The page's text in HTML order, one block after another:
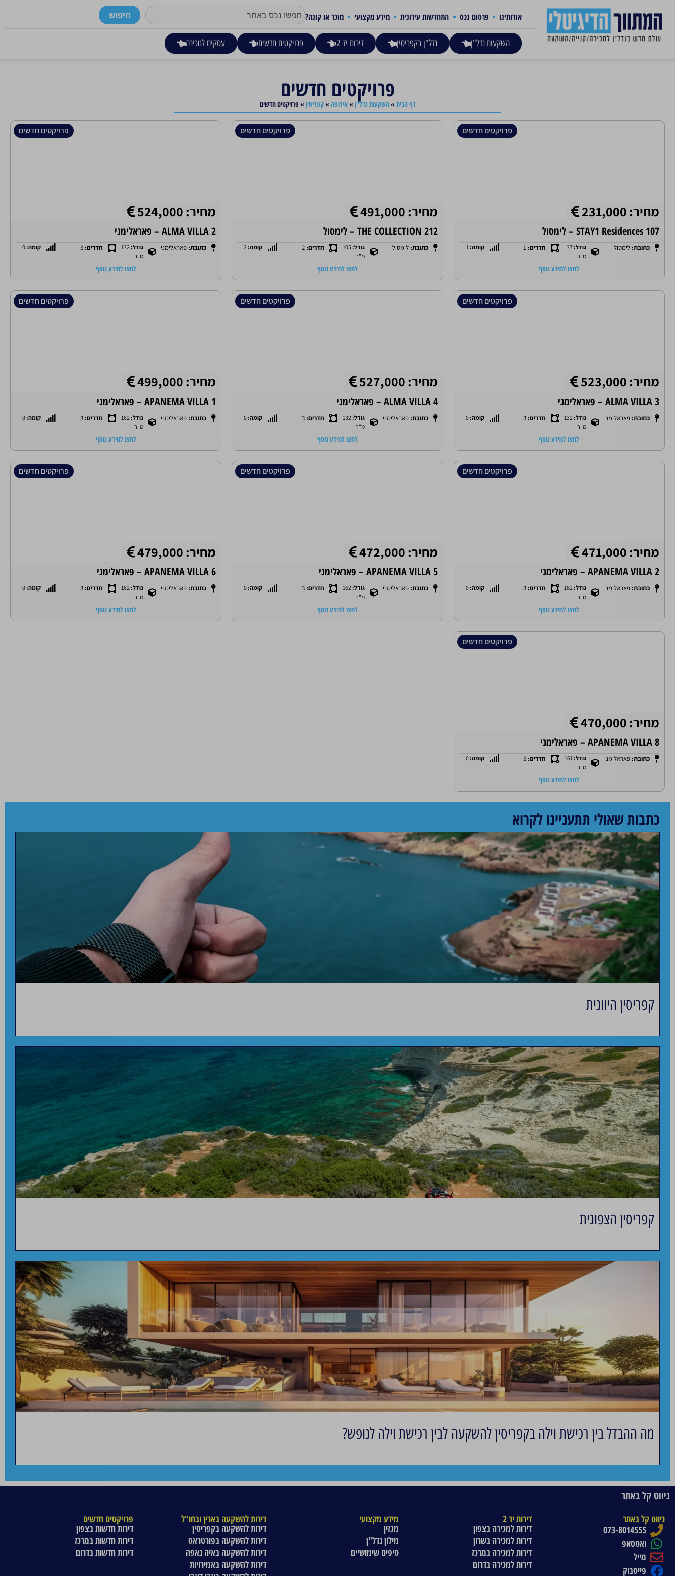
אודותינו פרסום נכס התחדשות עירונית מידע מקצועי מוכר או קונה? חיפוש
השקעות נדל"ן נדל"ן בקפריסין דירות יד 2 פרויקטים חדשים עסקים למכירה
פרויקטים חדשים
דף הבית »השקעות נדל"ן »אירופה »קפריסין »פרויקטים חדשים
פרויקטים חדשים
מחיר: 231,000
STAY1 Residences 107 – לימסול
כתובת: לימסול גודל:37
מ"ר
חדרים: 1 קומה:1
לחצו למידע נוסף
פרויקטים חדשים
מחיר: 491,000
THE COLLECTION 212 – לימסול
כתובת:לימסול גודל:105
מ"ר
חדרים: 2 קומה:2
לחצו למידע נוסף
פרויקטים חדשים
מחיר: 524,000
ALMA VILLA 2 – פאראלימני
כתובת: פאראלימני גודל:132
מ"ר
חדרים:3 קומה:0
לחצו למידע נוסף
פרויקטים חדשים
מחיר: 523,000
ALMA VILLA 3 – פאראלימני
כתובת: פאראלימני גודל:132
מ"ר
חדרים: 3 קומה:0
לחצו למידע נוסף
פרויקטים חדשים
מחיר: 527,000
ALMA VILLA 4 – פאראלימני
כתובת:פאראלימני גודל:132
מ"ר
חדרים: 3 קומה:0
לחצו למידע נוסף
פרויקטים חדשים
מחיר: 499,000
APANEMA VILLA 1 – פאראלימני
כתובת: פאראלימני גודל:162
מ"ר
חדרים:3 קומה:0
לחצו למידע נוסף
פרויקטים חדשים
מחיר: 471,000
APANEMA VILLA 2 – פאראלימני
כתובת: פאראלימני גודל:162
מ"ר
חדרים: 3 קומה:0
לחצו למידע נוסף
פרויקטים חדשים
מחיר: 472,000
APANEMA VILLA 5 – פאראלימני
כתובת:פאראלימני גודל:162
מ"ר
חדרים: 3 קומה:0
לחצו למידע נוסף
פרויקטים חדשים
מחיר: 479,000
APANEMA VILLA 6 – פאראלימני
כתובת: פאראלימני גודל:162
מ"ר
חדרים:3 קומה:0
לחצו למידע נוסף
פרויקטים חדשים
מחיר: 470,000
APANEMA VILLA 8 – פאראלימני
כתובת: פאראלימני גודל:161
מ"ר
חדרים: 3 קומה:0
לחצו למידע נוסף
כתבות שאולי תתעניינו לקרוא
קפריסין היוונית
קפריסין הצפונית
מה ההבדל בין רכישת וילה בקפריסין להשקעה לבין רכישת וילה לנופש?
ניווט קל באתר
ניווט קל באתר
073-8014555
ואטסאפ
מייל
פייסבוק
דירות יד 2
דירות למכירה בצפון
דירות למכירה בשרון
דירות למכירה במרכז
דירות למכירה בדרום
מידע מקצועי
מגזין
מילון נדל"ן
טיפים שימושיים
דירות להשקעה בארץ ובחו"ל
דירות להשקעה בקפריסין
דירות להשקעה בפורטראס
דירות להשקעה באיה נאפה
דירות להשקעה באמירויות
פרויקטים חדשים
דירות חדשות בצפון
דירות חדשות במרכז
דירות חדשות בדרום